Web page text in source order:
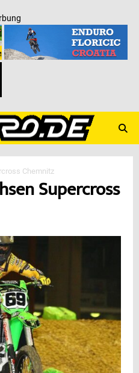
Chemnitz
Supercross